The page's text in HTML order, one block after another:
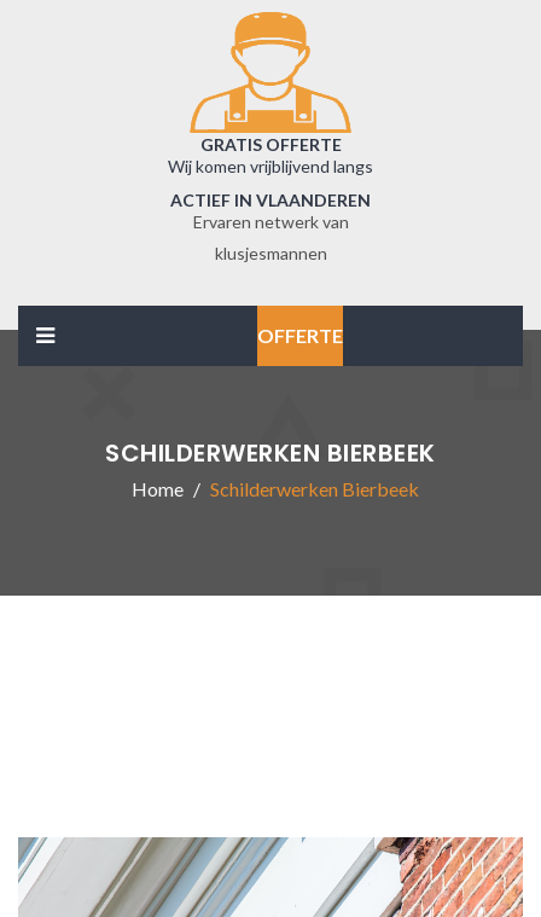
GRATIS OFFERTE
Wij komen vrijblijvend langs
ACTIEF IN VLAANDEREN
Ervaren netwerk van
klusjesmannen
OFFERTE
SCHILDERWERKEN BIERBEEK
Home Schilderwerken Bierbeek